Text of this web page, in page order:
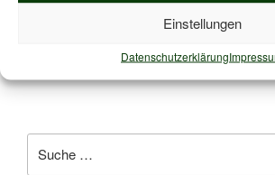
Einstellungen
Datenschutzerklärung
nach: